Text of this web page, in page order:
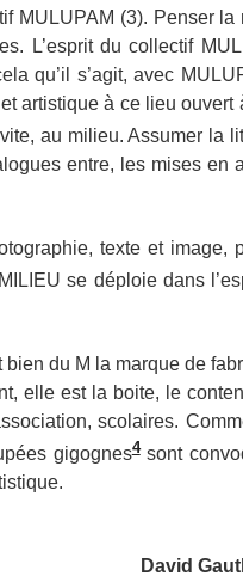
MULUPAM (3). Penser
L’esprit du collectif
qu’il s’agit, avec
artistique à ce lieu
au milieu. Assumer la
entre, les mises en
texte et image,
se déploie dans
du M la marque de
elle est la boite, le
scolaires.
gigognes4sont
David